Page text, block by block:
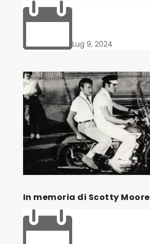
Lug 9, 2024
In memoria di Scotty Moore
